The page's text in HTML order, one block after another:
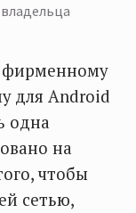
фирменному
для Android
одна
на
чтобы
сетью,